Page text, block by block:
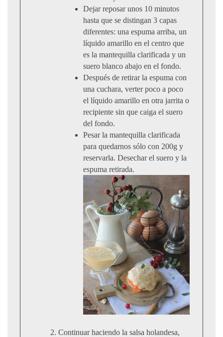
Dejar reposar unos 10 minutos
hasta que se distingan 3 capas
diferentes: una espuma arriba, un
líquido amarillo en el centro que
es la mantequilla clarificada y un
suero blanco abajo en el fondo.
Después de retirar la espuma con
una cuchara, verter poco a poco
el líquido amarillo en otra jarrita o
recipiente sin que caiga el suero
del fondo.
Pesar la mantequilla clarificada
para quedarnos sólo con 200g y
reservarla. Desechar el suero y la
espuma retirada.
Continuar haciendo la salsa holandesa,